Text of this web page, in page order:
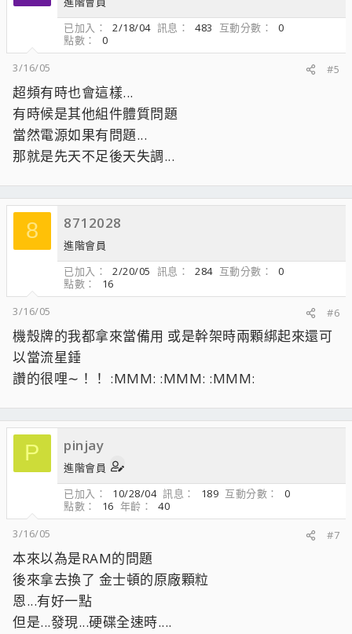
已加入
2/18/04 訊息 483 互動分數
0
點數
0
3/16/05
#5
超頻有時也會這樣...
有時候是其他組件體質問題
當然電源如果有問題...
那就是先天不足後天失調...
8 8712028
進階會員
已加入
2/20/05 訊息 284 互動分數
0
點數
16
3/16/05
#6
機殼牌的我都拿來當備用 或是幹架時兩顆綁起來還可
以當流星錘
讚的很哩∼！！ :MMM: :MMM: :MMM:
P pinjay
進階會員
已加入
10/28/04 訊息 189 互動分數
0
點數
16 年齡
40
3/16/05
#7
本來以為是RAM的問題
後來拿去換了 金士頓的原廠顆粒
恩...有好一點
但是...發現...硬碟全速時....